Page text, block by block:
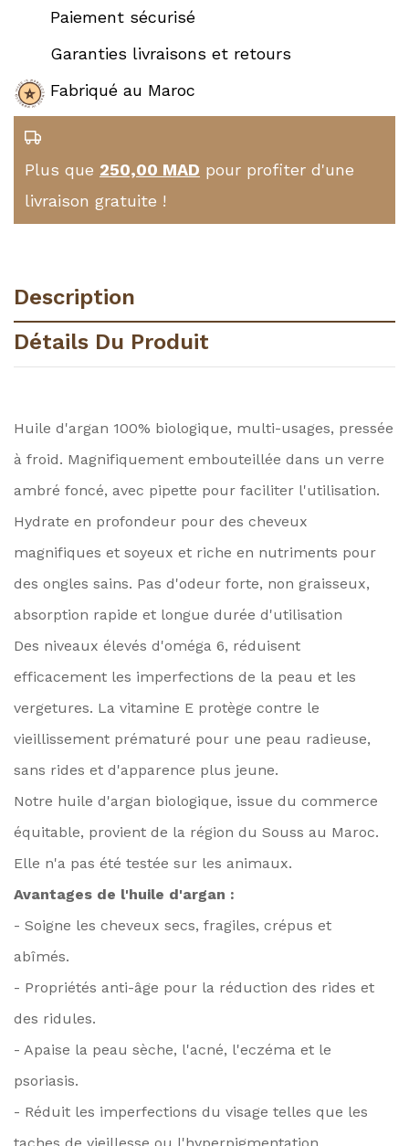
Paiement sécurisé
Garanties livraisons et retours
Fabriqué au Maroc
Plus que 250,00 MAD pour profiter d'une
livraison gratuite !
Description
Détails Du Produit
Huile d'argan 100% biologique, multi-usages, pressée
à froid. Magnifiquement embouteillée dans un verre
ambré foncé, avec pipette pour faciliter l'utilisation.
Hydrate en profondeur pour des cheveux
magnifiques et soyeux et riche en nutriments pour
des ongles sains. Pas d'odeur forte, non graisseux,
absorption rapide et longue durée d'utilisation
Des niveaux élevés d'oméga 6, réduisent
efficacement les imperfections de la peau et les
vergetures. La vitamine E protège contre le
vieillissement prématuré pour une peau radieuse,
sans rides et d'apparence plus jeune.
Notre huile d'argan biologique, issue du commerce
équitable, provient de la région du Souss au Maroc.
Elle n'a pas été testée sur les animaux.
Avantages de l'huile d'argan :
- Soigne les cheveux secs, fragiles, crépus et
abîmés.
- Propriétés anti-âge pour la réduction des rides et
des ridules.
- Apaise la peau sèche, l'acné, l'eczéma et le
psoriasis.
- Réduit les imperfections du visage telles que les